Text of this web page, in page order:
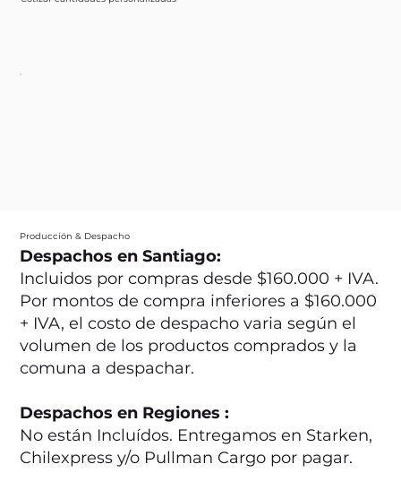
Producción & Despacho
Despachos en Santiago:
Incluidos por compras desde $160.000 + IVA.
Por montos de compra inferiores a $160.000
+ IVA, el costo de despacho varia según el
volumen de los productos comprados y la
comuna a despachar.
Despachos en Regiones :
No están Incluídos. Entregamos en Starken,
Chilexpress y/o Pullman Cargo por pagar.